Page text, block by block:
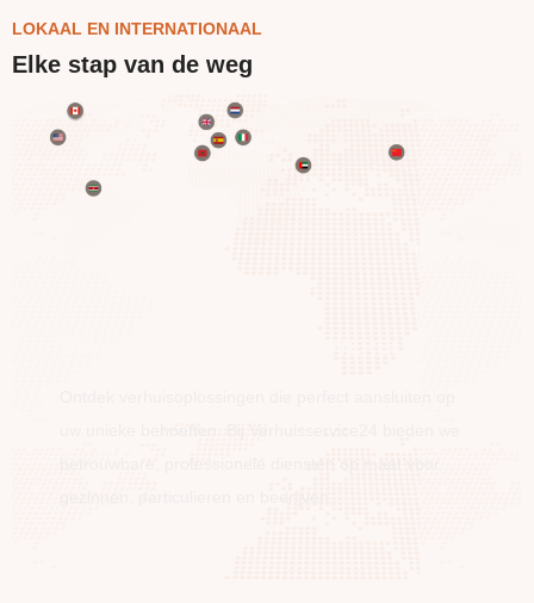
LOKAAL EN INTERNATIONAAL
Elke stap van de weg